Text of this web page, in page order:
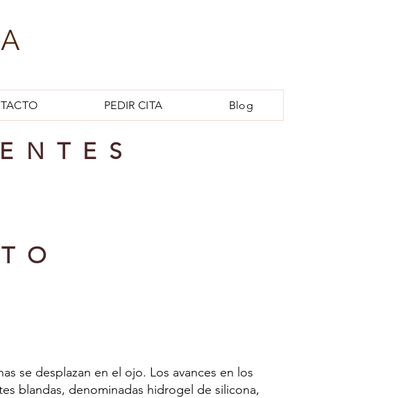
PEDIR CITA Blog
se desplazan en el ojo. Los avances en los
blandas, denominadas hidrogel de silicona,